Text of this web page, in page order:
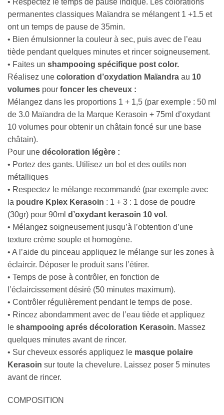
• Respectez le temps de pause indiqué. Les colorations
permanentes classiques Maïandra se mélangent 1 +1.5 et
ont un temps de pause de 35min.
• Bien émulsionner la couleur à sec, puis avec de l’eau
tiède pendant quelques minutes et rincer soigneusement.
• Faites un shampooing spécifique post color.
Réalisez une coloration d’oxydation Maïandra au 10
volumes pour foncer les cheveux :
Mélangez dans les proportions 1 + 1,5 (par exemple : 50 ml
de 3.0 Maïandra de la Marque Kerasoin + 75ml d’oxydant
10 volumes pour obtenir un châtain foncé sur une base
châtain).
Pour une décoloration légère :
• Portez des gants. Utilisez un bol et des outils non
métalliques
• Respectez le mélange recommandé (par exemple avec
la poudre Kplex Kerasoin : 1 + 3 : 1 dose de poudre
(30gr) pour 90ml d’oxydant kerasoin 10 vol .
• Mélangez soigneusement jusqu’à l’obtention d’une
texture crème souple et homogène.
• A l’aide du pinceau appliquez le mélange sur les zones à
éclaircir. Déposer le produit sans l’étirer.
• Temps de pose à contrôler, en fonction de
l’éclaircissement désiré (50 minutes maximum).
• Contrôler régulièrement pendant le temps de pose.
• Rincez abondamment avec de l’eau tiède et appliquez
le shampooing aprés décoloration Kerasoin. Massez
quelques minutes avant de rincer.
• Sur cheveux essorés appliquez le masque polaire
Kerasoin sur toute la chevelure. Laissez poser 5 minutes
avant de rincer.
COMPOSITION